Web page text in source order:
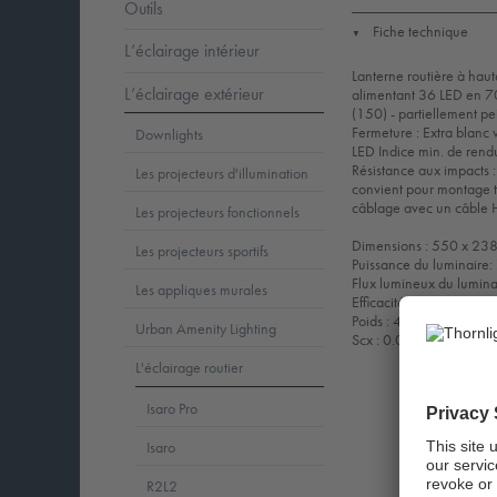
▼ Fiche technique
Lanterne routière à
alimentant 36 LED en
(150) - partiellement
Fermeture : Extra
LED Indice min. de
Résistance aux
convient pour
câblage avec un câble
Dimensions : 550 x
Puissance du
Flux lumineux du
Efficacité lumineuse
Poids : 4,34 kg
Scx : 0.041 m²
Outils
L’éclairage intérieur
L’éclairage extérieur
Downlights
Les projecteurs d'illumination
Les projecteurs fonctionnels
Les projecteurs sportifs
Les appliques murales
Urban Amenity Lighting
L'éclairage routier
Isaro Pro
Isaro
R2L2